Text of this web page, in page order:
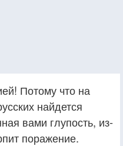
Потому что на
найдется
вами глупость, из-
поражение.